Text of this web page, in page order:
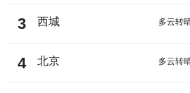
3 西城 多云转
4 北京 多云转